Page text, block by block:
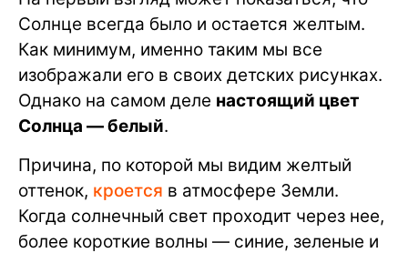
Солнце всегда было и остается желтым.
Как минимум, именно таким мы все
изображали его в своих детских рисунках.
Однако на самом деле настоящий цвет
Солнца — белый.
Причина, по которой мы видим желтый
оттенок, кроется в атмосфере Земли.
Когда солнечный свет проходит через нее,
более короткие волны — синие, зеленые и